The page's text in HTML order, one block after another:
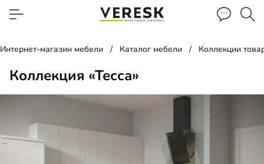
Интернет-магазин мебели Каталог мебели Коллекции
Коллекция «Тесса»